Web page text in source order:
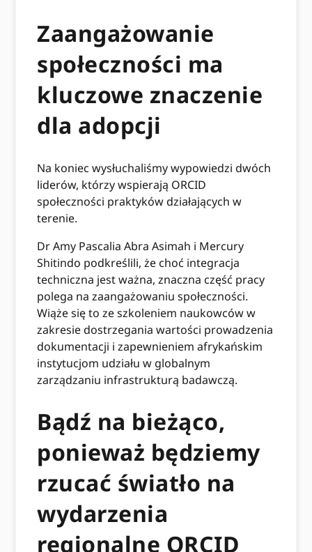
Zaangażowanie
społeczności ma
kluczowe znaczenie
dla adopcji
Na koniec wysłuchaliśmy wypowiedzi dwóch
liderów, którzy wspierają ORCID
społeczności praktyków działających w
terenie.
Dr Amy Pascalia Abra Asimah i Mercury
Shitindo podkreślili, że choć integracja
techniczna jest ważna, znaczna część pracy
polega na zaangażowaniu społeczności.
Wiąże się to ze szkoleniem naukowców w
zakresie dostrzegania wartości prowadzenia
dokumentacji i zapewnieniem afrykańskim
instytucjom udziału w globalnym
zarządzaniu infrastrukturą badawczą.
Bądź na bieżąco,
ponieważ będziemy
rzucać światło na
wydarzenia
regionalne ORCID